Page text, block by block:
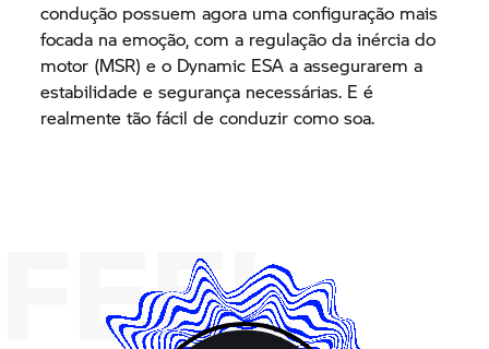
condução possuem agora uma configuração mais
focada na emoção, com a regulação da inércia do
motor (MSR) e o Dynamic ESA a assegurarem a
estabilidade e segurança necessárias. E é
realmente tão fácil de conduzir como soa.
FEEL